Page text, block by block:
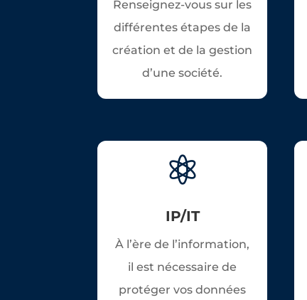
Renseignez-vous sur les
différentes étapes de la
création et de la gestion
d’une société.

IP/IT
À l’ère de l’information,
il est nécessaire de
protéger vos données